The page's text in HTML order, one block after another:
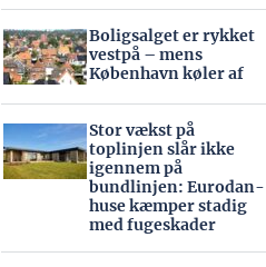
Boligsalget er rykket
vestpå – mens
København køler af
Stor vækst på
toplinjen slår ikke
igennem på
bundlinjen: Eurodan-
huse kæmper stadig
med fugeskader